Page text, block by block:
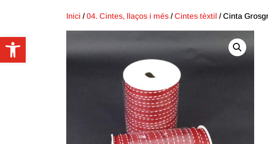
Obre la barra d'eines
Inici /04. Cintes, llaços i més /Cintes tèxtil / Cinta